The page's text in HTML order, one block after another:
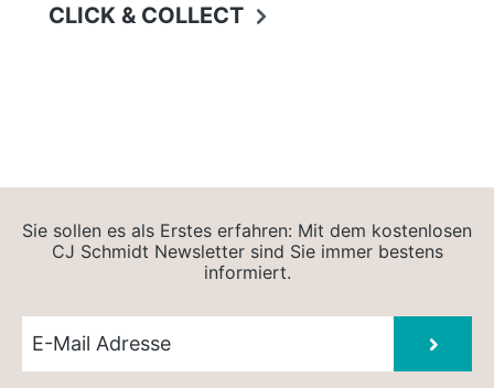
CLICK & COLLECT
Sie sollen es als Erstes erfahren: Mit dem kostenlosen
CJ Schmidt Newsletter sind Sie immer bestens
informiert.